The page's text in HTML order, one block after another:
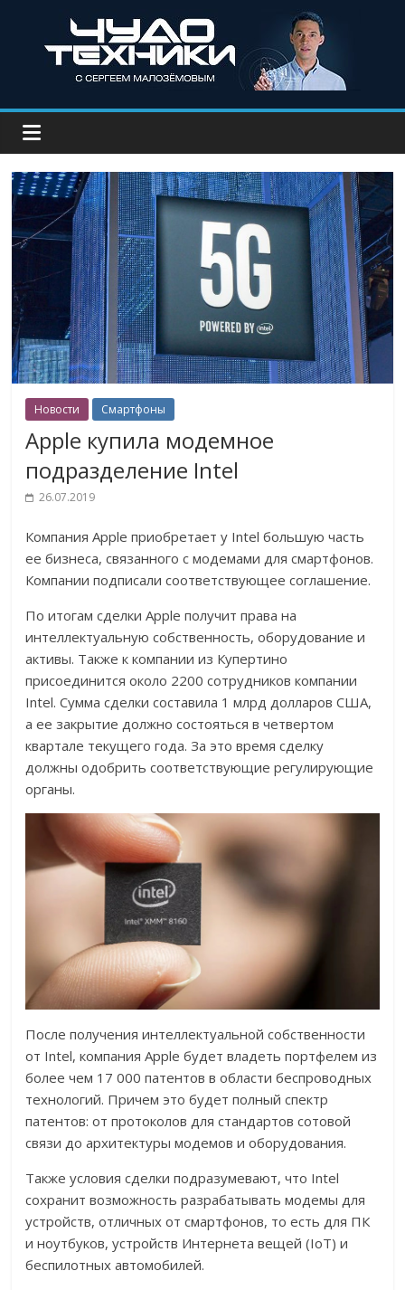
Новости Смартфоны
Apple купила модемное
подразделение Intel
26.07.2019
Компания Apple приобретает у Intel большую часть
ее бизнеса, связанного с модемами для смартфонов.
Компании подписали соответствующее соглашение.
По итогам сделки Apple получит права на
интеллектуальную собственность, оборудование и
активы. Также к компании из Купертино
присоединится около 2200 сотрудников компании
Intel. Сумма сделки составила 1 млрд долларов США,
а ее закрытие должно состояться в четвертом
квартале текущего года. За это время сделку
должны одобрить соответствующие регулирующие
органы.
После получения интеллектуальной собственности
от Intel, компания Apple будет владеть портфелем из
более чем 17 000 патентов в области беспроводных
технологий. Причем это будет полный спектр
патентов: от протоколов для стандартов сотовой
связи до архитектуры модемов и оборудования.
Также условия сделки подразумевают, что Intel
сохранит возможность разрабатывать модемы для
устройств, отличных от смартфонов, то есть для ПК
и ноутбуков, устройств Интернета вещей (IoT) и
беспилотных автомобилей.